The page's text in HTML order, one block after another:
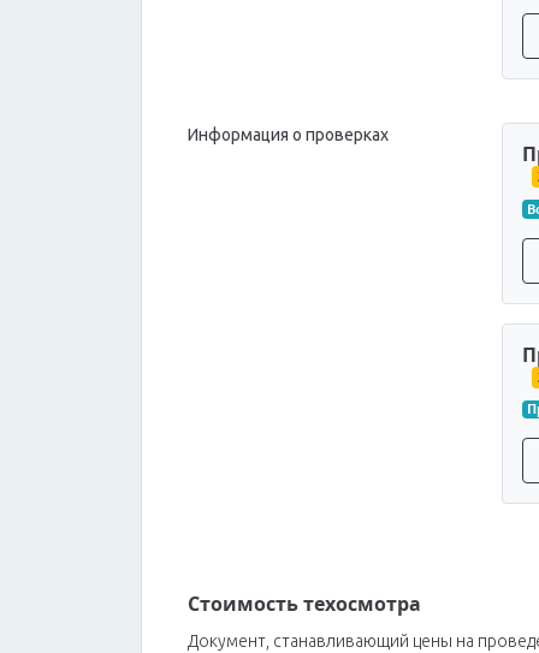
Информация о проверках
Стоимость техосмотра
Документ, станавливающий цены на